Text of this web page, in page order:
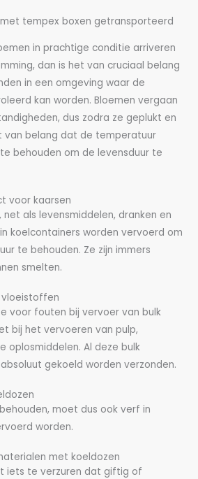
tempex boxen getransporteerd
in prachtige conditie arriveren
dan is het van cruciaal belang
in een omgeving waar de
kan worden. Bloemen vergaan
dus zodra ze geplukt en
van belang dat de temperatuur
behouden om de levensduur te
voor kaarsen
als levensmiddelen, dranken en
koelcontainers worden vervoerd om
te behouden. Ze zijn immers
smelten.
voor fouten bij vervoer van bulk
bij het vervoeren van pulp,
oplosmiddelen. Al deze bulk
gekoeld worden verzonden.
moet dus ook verf in
worden.
met koeldozen
iets te verzuren dat giftig of